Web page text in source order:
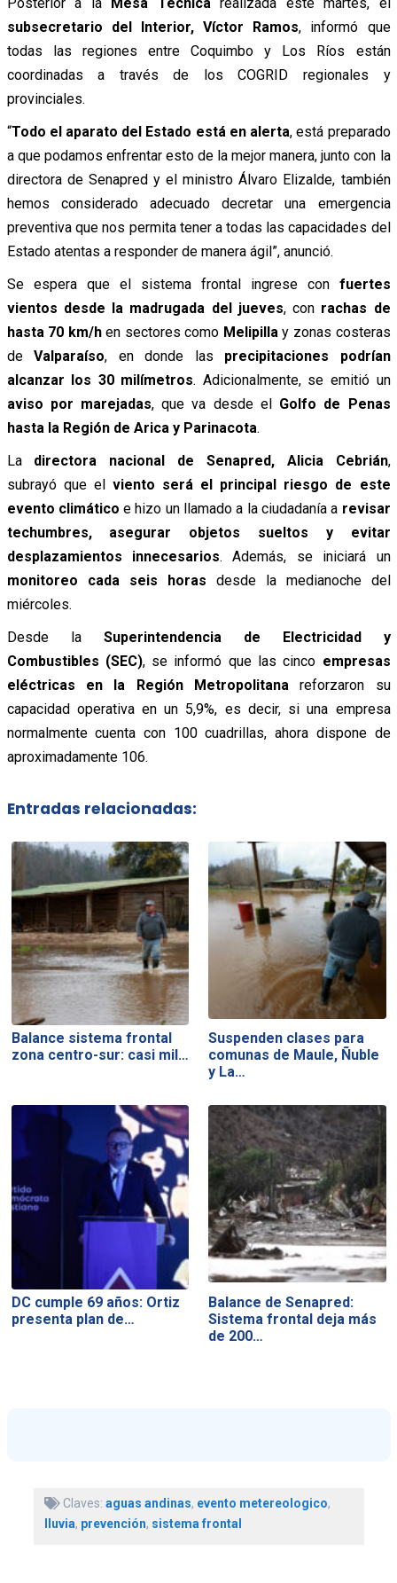
subsecretario del Interior, Víctor Ramos, informó que
todas las regiones entre Coquimbo y Los Ríos están
coordinadas a través de los COGRID regionales y
provinciales.
“Todo el aparato del Estado está en alerta, está preparado
a que podamos enfrentar esto de la mejor manera, junto con la
directora de Senapred y el ministro Álvaro Elizalde, también
hemos considerado adecuado decretar una emergencia
preventiva que nos permita tener a todas las capacidades del
Estado atentas a responder de manera ágil”, anunció.
Se espera que el sistema frontal ingrese con fuertes
vientos desde la madrugada del jueves, con rachas de
hasta 70 km/hen sectores como Melipillay zonas costeras
de Valparaíso, en donde las precipitaciones podrían
alcanzar los 30 milímetros. Adicionalmente, se emitió un
aviso por marejadas, que va desde el Golfo de Penas
hasta la Región de Arica y Parinacota.
La directora nacional de Senapred, Alicia Cebrián,
subrayó que el viento será el principal riesgo de este
evento climático e hizo un llamado a la ciudadanía a revisar
techumbres, asegurar objetos sueltos y evitar
desplazamientos innecesarios. Además, se iniciará un
monitoreo cada seis horas desde la medianoche del
miércoles.
Desde la Superintendencia de Electricidad y
Combustibles (SEC), se informó que las cinco empresas
eléctricas en la Región Metropolitanareforzaron su
capacidad operativa en un 5,9%, es decir, si una empresa
normalmente cuenta con 100 cuadrillas, ahora dispone de
aproximadamente 106.
Entradas relacionadas:
Balance sistema frontal
zona centro-sur: casi mil…
Suspenden clases para
comunas de Maule, Ñuble
y La…
DC cumple 69 años: Ortiz
presenta plan de…
Balance de Senapred:
Sistema frontal deja más
de 200…
Claves: aguas andinas, evento metereologico,
lluvia, prevención, sistema frontal